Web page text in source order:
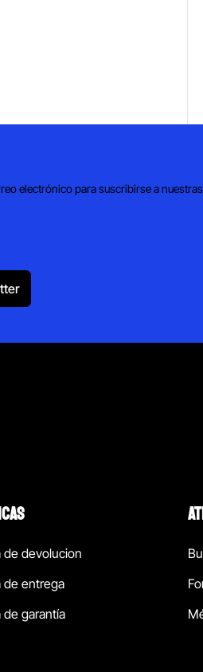
electrónico para suscribirse a nuestras
de devolucion
de entrega
de garantía